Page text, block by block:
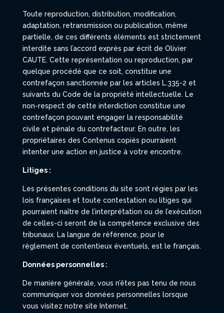
Toute reproduction, distribution, modification,
adaptation, retransmission ou publication, même
partielle, de ces différents éléments est strictement
interdite sans l’accord exprès par écrit de Olivier
CAUTE. Cette représentation ou reproduction, par
quelque procédé que ce soit, constitue une
contrefaçon sanctionnée par les articles L.335-2 et
suivants du Code de la propriété intellectuelle. Le
non-respect de cette interdiction constitue une
contrefaçon pouvant engager la responsabilité
civile et pénale du contrefacteur. En outre, les
propriétaires des Contenus copiés pourraient
intenter une action en justice à votre encontre.
Litiges :
Les présentes conditions du site sont régies par les
lois françaises et toute contestation ou litiges qui
pourraient naître de l’interprétation ou de l’exécution
de celles-ci seront de la compétence exclusive des
tribunaux. La langue de référence, pour le
règlement de contentieux éventuels, est le français.
Données personnelles :
De manière générale, vous n’êtes pas tenu de nous
communiquer vos données personnelles lorsque
vous visitez notre site Internet.